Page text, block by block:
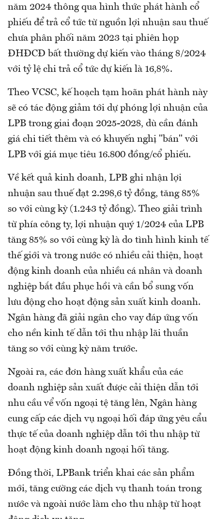
năm 2024 thông qua hình thức phát hành cổ
phiếu để trả cổ tức từ nguồn lợi nhuận sau thuế
chưa phân phối năm 2023 tại phiên họp
ĐHĐCĐ bất thường dự kiến vào tháng 8/2024
với tỷ lệ chi trả cổ tức dự kiến là 16,8%.
Theo VCSC, kế hoạch tạm hoãn phát hành này
sẽ có tác động giảm tới dự phóng lợi nhuận của
LPB trong giai đoạn 2025-2028, dù cần đánh
giá chi tiết thêm và có khuyến nghị "bán" với
LPB với giá mục tiêu 16.800 đồng/cổ phiếu.
Về kết quả kinh doanh, LPB ghi nhận lợi
nhuận sau thuế đạt 2.298,6 tỷ đồng, tăng 85%
so với cùng kỳ (1.243 tỷ đồng). Theo giải trình
từ phía công ty, lợi nhuận quý 1/2024 của LPB
tăng 85% so với cùng kỳ là do tình hình kinh tế
thế giới và trong nước có nhiều cải thiện, hoạt
động kinh doanh của nhiều cá nhân và doanh
nghiệp bắt đầu phục hồi và cần bổ sung vốn
lưu động cho hoạt động sản xuất kinh doanh.
Ngân hàng đã giải ngân cho vay đáp ứng vốn
cho nền kinh tế dẫn tới thu nhập lãi thuần
tăng so với cùng kỳ năm trước.
Ngoài ra, các đơn hàng xuất khẩu của các
doanh nghiệp sản xuất được cải thiện dẫn tới
nhu cầu vể vốn ngoại tệ tăng lên, Ngân hàng
cung cấp các dịch vụ ngoại hối đáp ứng yêu cẩu
thực tế của doanh nghiệp dẫn tới thu nhập từ
hoạt động kinh doanh ngoại hối tăng.
Đồng thời, LPBank triển khai các sản phẩm
mới, tăng cường các dịch vụ thanh toán trong
nước và ngoài nước làm cho thu nhập từ hoạt